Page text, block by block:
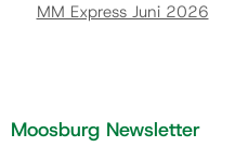
MM Express Juni 2026
Moosburg Newsletter